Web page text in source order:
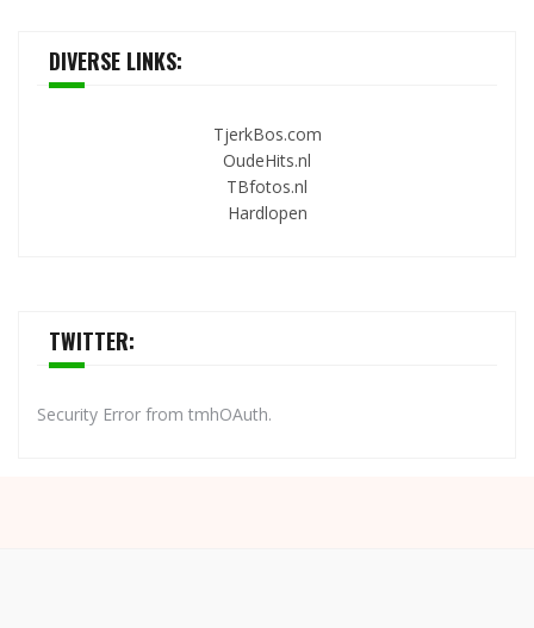
DIVERSE LINKS:
TjerkBos.com
OudeHits.nl
TBfotos.nl
Hardlopen
TWITTER:
Security Error from tmhOAuth.